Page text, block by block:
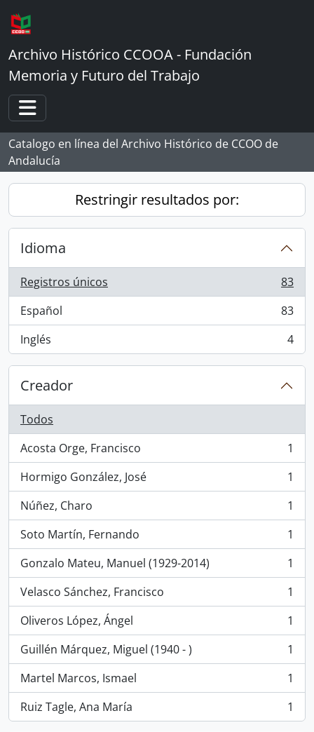
Skip to main content
Archivo Histórico CCOOA - Fundación
Memoria y Futuro del Trabajo
Toggle navigation
Catalogo en línea del Archivo Histórico de CCOO de
Andalucía
Restringir resultados por:
Idioma
Registros únicos
, 83 resultados
83
Español
, 83 resultados
83
Inglés
, 4 resultados 4
Creador
Todos
Acosta Orge, Francisco
, 1 resultados
1
Hormigo González, José
, 1 resultados
1
Núñez, Charo
, 1 resultados
1
Soto Martín, Fernando
, 1 resultados
1
Gonzalo Mateu, Manuel (1929-2014)
, 1 resultados
1
Velasco Sánchez, Francisco
, 1 resultados
1
Oliveros López, Ángel
, 1 resultados
1
Guillén Márquez, Miguel (1940 - )
, 1 resultados
1
Martel Marcos, Ismael
, 1 resultados
1
Ruiz Tagle, Ana María
, 1 resultados 1